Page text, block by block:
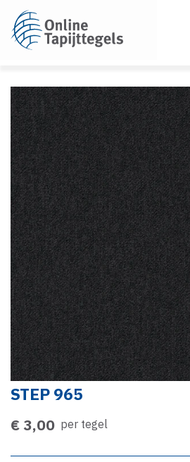
STEP 965
€ 3,00 per tegel